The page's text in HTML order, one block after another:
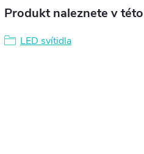
Produkt naleznete v
LED svítidla